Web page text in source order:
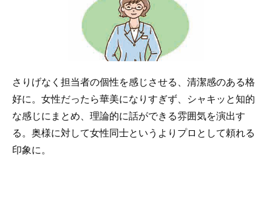
さりげなく担当者の個性を感じさせる、清潔感のある格
好に。女性だったら華美になりすぎず、シャキッと知的
な感じにまとめ、理論的に話ができる雰囲気を演出す
る。奥様に対して女性同士というよりプロとして頼れる
印象に。